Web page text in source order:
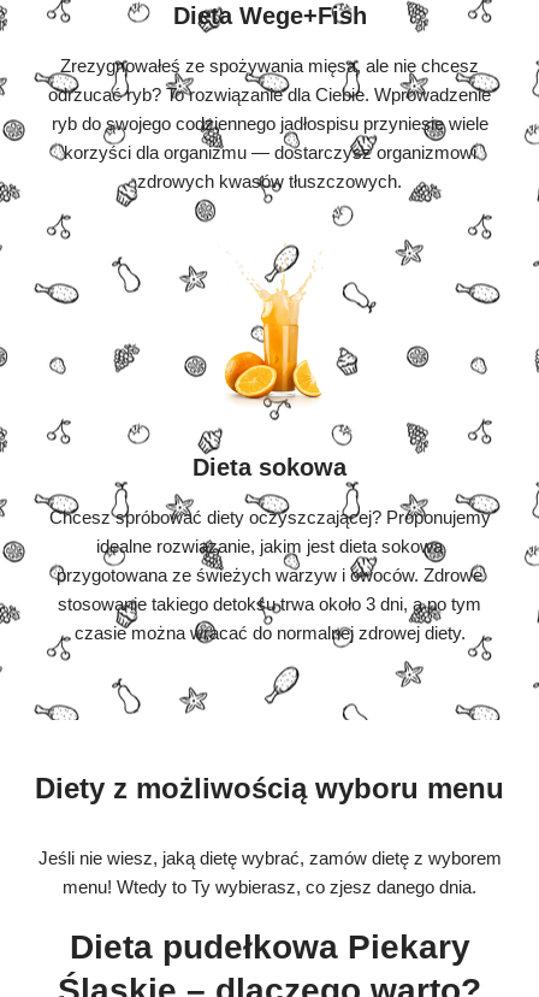
Dieta Wege+Fish
Zrezygnowałeś ze spożywania mięsa, ale nie chcesz
odrzucać ryb? To rozwiązanie dla Ciebie. Wprowadzenie
ryb do swojego codziennego jadłospisu przyniesie wiele
korzyści dla organizmu — dostarczysz organizmowi
zdrowych kwasów tłuszczowych.
Dieta sokowa
Chcesz spróbować diety oczyszczającej? Proponujemy
idealne rozwiązanie, jakim jest dieta sokowa
przygotowana ze świeżych warzyw i owoców. Zdrowe
stosowanie takiego detoksu trwa około 3 dni, a po tym
czasie można wracać do normalnej zdrowej diety.
Diety z możliwością wyboru menu
Jeśli nie wiesz, jaką dietę wybrać, zamów dietę z wyborem
menu! Wtedy to Ty wybierasz, co zjesz danego dnia.
Dieta pudełkowa Piekary